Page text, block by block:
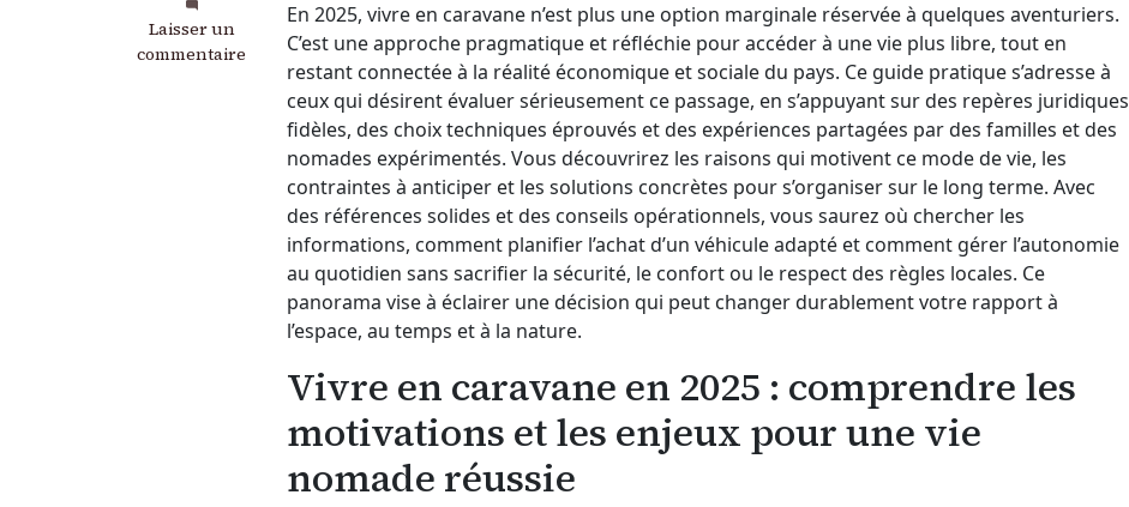
Laisser un
commentaire
sur
Vivre
En 2025, vivre en caravane n’est plus une option marginale réservée à quelques aventuriers.
C’est une approche pragmatique et réfléchie pour accéder à une vie plus libre, tout en
restant connectée à la réalité économique et sociale du pays. Ce guide pratique s’adresse à
ceux qui désirent évaluer sérieusement ce passage, en s’appuyant sur des repères juridiques
fidèles, des choix techniques éprouvés et des expériences partagées par des familles et des
nomades expérimentés. Vous découvrirez les raisons qui motivent ce mode de vie, les
contraintes à anticiper et les solutions concrètes pour s’organiser sur le long terme. Avec
des références solides et des conseils opérationnels, vous saurez où chercher les
informations, comment planifier l’achat d’un véhicule adapté et comment gérer l’autonomie
au quotidien sans sacrifier la sécurité, le confort ou le respect des règles locales. Ce
panorama vise à éclairer une décision qui peut changer durablement votre rapport à
l’espace, au temps et à la nature.
Vivre en caravane en 2025 : comprendre les
motivations et les enjeux pour une vie
nomade réussie